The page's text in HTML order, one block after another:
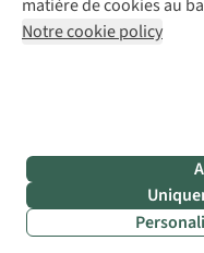
matière de cookies au
Notre cookie policy
AS Adventure